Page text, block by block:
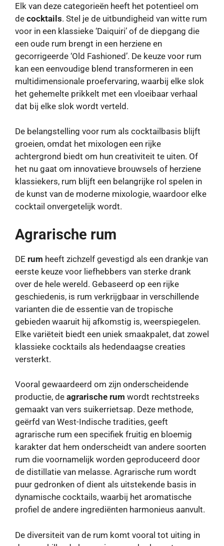
Elk van deze categorieën heeft het potentieel om
de cocktails. Stel je de uitbundigheid van witte rum
voor in een klassieke ‘Daiquiri’ of de diepgang die
een oude rum brengt in een herziene en
gecorrigeerde ‘Old Fashioned’. De keuze voor rum
kan een eenvoudige blend transformeren in een
multidimensionale proefervaring, waarbij elke slok
het gehemelte prikkelt met een vloeibaar verhaal
dat bij elke slok wordt verteld.
De belangstelling voor rum als cocktailbasis blijft
groeien, omdat het mixologen een rijke
achtergrond biedt om hun creativiteit te uiten. Of
het nu gaat om innovatieve brouwsels of herziene
klassiekers, rum blijft een belangrijke rol spelen in
de kunst van de moderne mixologie, waardoor elke
cocktail onvergetelijk wordt.
Agrarische rum
DE rum heeft zichzelf gevestigd als een drankje van
eerste keuze voor liefhebbers van sterke drank
over de hele wereld. Gebaseerd op een rijke
geschiedenis, is rum verkrijgbaar in verschillende
varianten die de essentie van de tropische
gebieden waaruit hij afkomstig is, weerspiegelen.
Elke variëteit biedt een uniek smaakpalet, dat zowel
klassieke cocktails als hedendaagse creaties
versterkt.
Vooral gewaardeerd om zijn onderscheidende
productie, de agrarische rum wordt rechtstreeks
gemaakt van vers suikerrietsap. Deze methode,
geërfd van West-Indische tradities, geeft
agrarische rum een ​​specifiek fruitig en bloemig
karakter dat hem onderscheidt van andere soorten
rum die voornamelijk worden geproduceerd door
de distillatie van melasse. Agrarische rum wordt
puur gedronken of dient als uitstekende basis in
dynamische cocktails, waarbij het aromatische
profiel de andere ingrediënten harmonieus aanvult.
De diversiteit van de rum komt vooral tot uiting in